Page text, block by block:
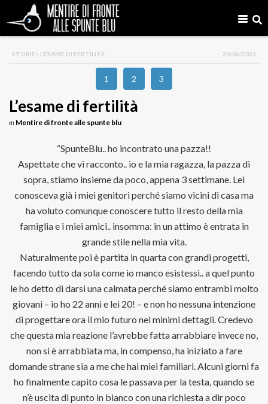
STORIE> L’ESAME DI FERTILITÀ 20/06/2023
1 2 3
L’esame di fertilità
di Mentire di fronte alle spunte blu
“SpunteBlu.. ho incontrato una pazza!!
Aspettate che vi racconto.. io e la mia ragazza, la pazza di
sopra, stiamo insieme da poco, appena 3 settimane. Lei
conosceva già i miei genitori perché siamo vicini di casa ma
ha voluto comunque conoscere tutto il resto della mia
famiglia e i miei amici.. insomma: in un attimo è entrata in
grande stile nella mia vita.
Naturalmente poi è partita in quarta con grandi progetti,
facendo tutto da sola come io manco esistessi.. a quel punto
le ho detto di darsi una calmata perché siamo entrambi molto
giovani – io ho 22 anni e lei 20! – e non ho nessuna intenzione
di progettare ora il mio futuro nei minimi dettagli. Credevo
che questa mia reazione l’avrebbe fatta arrabbiare invece no,
non si è arrabbiata ma, in compenso, ha iniziato a fare
domande strane sia a me che hai miei familiari. Alcuni giorni fa
ho finalmente capito cosa le passava per la testa, quando se
n’è uscita di punto in bianco con una richiesta a dir poco